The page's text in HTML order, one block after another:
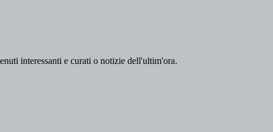
interessanti e curati o notizie dell'ultim'ora.